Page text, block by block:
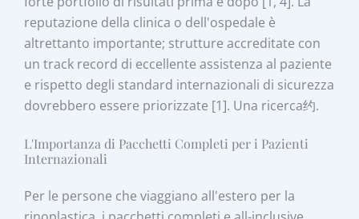
reputazione della clinica o dell'ospedale è
altrettanto importante; strutture accreditate con
un track record di eccellente assistenza al paziente
e rispetto degli standard internazionali di sicurezza
dovrebbero essere priorizzate [1]. Una ricerca约.
L'Importanza di Pacchetti Completi per i Pazienti
Internazionali
Per le persone che viaggiano all'estero per la